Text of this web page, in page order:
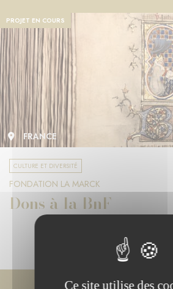
PROJET EN COURS
FRANCE
CULTURE ET DIVERSITÉ
FONDATION LA MARCK
Dons à la BnF
Ce site utilise des